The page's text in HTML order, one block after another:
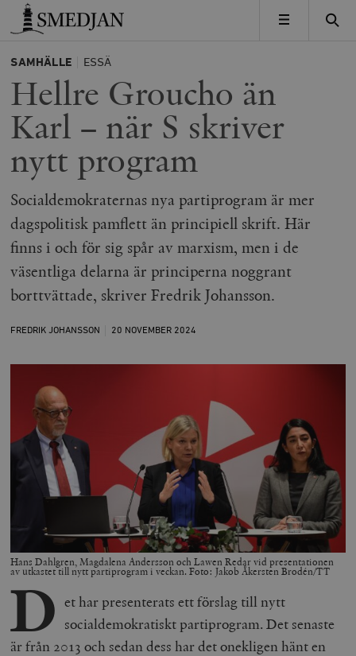
Timbro
MENY
SAMHÄLLE ESSÄ
Hellre Groucho än
Karl – när S skriver
nytt program
Socialdemokraternas nya partiprogram är mer
dagspolitisk pamflett än principiell skrift. Här
finns i och för sig spår av marxism, men i de
väsentliga delarna är principerna noggrant
borttvättade, skriver Fredrik Johansson.
FREDRIK JOHANSSON 20 NOVEMBER 2024
Hans Dahlgren, Magdalena Andersson och Lawen Redar vid presentationen
av utkastet till nytt partiprogram i veckan. Foto: Jakob Åkersten Brodén/TT
D et har presenterats ett förslag till nytt
socialdemokratiskt partiprogram. Det senaste
är från 2013 och sedan dess har det onekligen hänt en